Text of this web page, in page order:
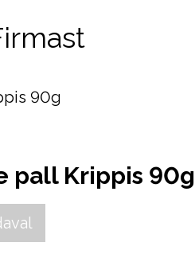
90g
pall Krippis 90g